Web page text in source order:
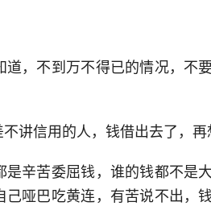
，不到万不得已的情况，不
讲信用的人，钱借出去了，再
辛苦委屈钱，谁的钱都不是
哑巴吃黄连，有苦说不出，